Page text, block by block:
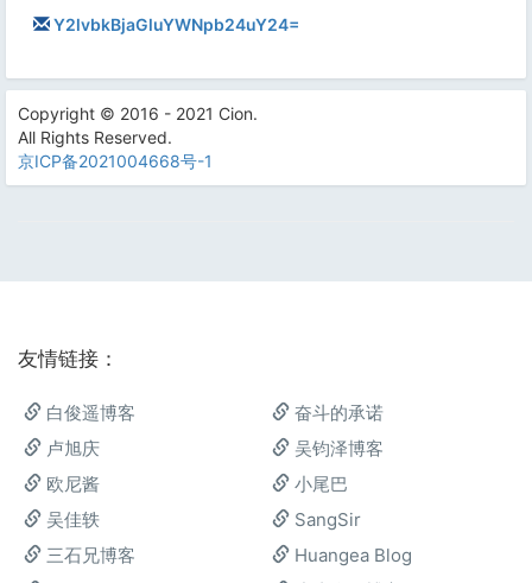
Y2lvbkBjaGluYWNpb24uY24=
Copyright © 2016 - 2021 Cion.
All Rights Reserved.
京ICP备2021004668号-1
友情链接：
白俊遥博客
奋斗的承诺
卢旭庆
吴钧泽博客
欧尼酱
小尾巴
吴佳轶
SangSir
三石兄博客
Huangea Blog